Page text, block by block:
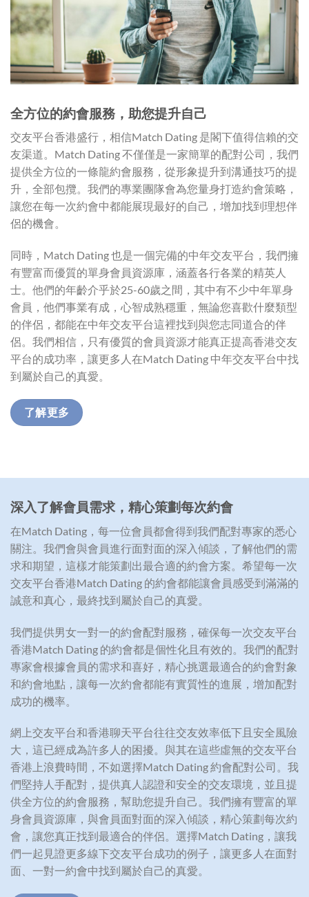
全方位的約會服務，助您提升自己
交友平台香港盛行，相信Match Dating 是閣下值得信賴的交
友渠道。Match Dating 不僅僅是一家簡單的配對公司，我們
提供全方位的一條龍約會服務，從形象提升到溝通技巧的提
升，全部包攬。我們的專業團隊會為您量身打造約會策略，
讓您在每一次約會中都能展現最好的自己，增加找到理想伴
侶的機會。
同時，Match Dating 也是一個完備的中年交友平台，我們擁
有豐富而優質的單身會員資源庫，涵蓋各行各業的精英人
士。他們的年齡介乎於25-60歲之間，其中有不少中年單身
會員，他們事業有成，心智成熟穩重，無論您喜歡什麼類型
的伴侶，都能在中年交友平台這裡找到與您志同道合的伴
侶。我們相信，只有優質的會員資源才能真正提高香港交友
平台的成功率，讓更多人在Match Dating 中年交友平台中找
到屬於自己的真愛。
了解更多
深入了解會員需求，精心策劃每次約會
在Match Dating，每一位會員都會得到我們配對專家的悉心
關注。我們會與會員進行面對面的深入傾談，了解他們的需
求和期望，這樣才能策劃出最合適的約會方案。希望每一次
交友平台香港Match Dating 的約會都能讓會員感受到滿滿的
誠意和真心，最終找到屬於自己的真愛。
我們提供男女一對一的約會配對服務，確保每一次交友平台
香港Match Dating 的約會都是個性化且有效的。我們的配對
專家會根據會員的需求和喜好，精心挑選最適合的約會對象
和約會地點，讓每一次約會都能有實質性的進展，增加配對
成功的機率。
網上交友平台和香港聊天平台往往交友效率低下且安全風險
大，這已經成為許多人的困擾。與其在這些虛無的交友平台
香港上浪費時間，不如選擇Match Dating 約會配對公司。我
們堅持人手配對，提供真人認證和安全的交友環境，並且提
供全方位的約會服務，幫助您提升自己。我們擁有豐富的單
身會員資源庫，與會員面對面的深入傾談，精心策劃每次約
會，讓您真正找到最適合的伴侶。選擇Match Dating，讓我
們一起見證更多線下交友平台成功的例子，讓更多人在面對
面、一對一約會中找到屬於自己的真愛。